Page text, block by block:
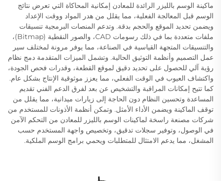
ماكينة الوسم بالليزر الرائدة للمعادن إمكانية المحاكاة التي تعرض نتائج
الوسم قبل المعالجة الفعلية، مما يقلل من هدر المواد ووقت الإعداد
ويضمن تحديد الموقع والحجم بدقة. وتدعم المنصات البرمجية تنسيقات
ملفات متعددة بما في ذلك رسومات CAD، والصور النقطية (Bitmap)،
والتنسيقات المتجهة القياسية في الصناعة، مما يوفر مرونة لمختلف سير
عمل التصميم وأنظمة التوثيق الحالية. وتشمل الميزات المتقدمة دمج نظام
رؤية آلي للحصول على تحديد دقيق لموقع القطعة، وقدرات فحص الجودة،
واكتشاف العيوب في الوقت الفعلي، مما يعزز موثوقية الإنتاج بشكل عام.
كما تتيح إمكانات المراقبة والتشخيص عن بعد لفرق الدعم الفني تقديم
المساعدة وتحسين النظام دون الحاجة إلى زيارات ميدانية، مما يقلل من
توقف الماكينة ويضمن الأداء الأمثل. وتمكن أنظمة الأذونات للمستخدم من
شركات مصنعة راسخة لماكينات الوسم بالليزر للمعادن من التحكم الآمن
في الوصول، وتوفير سجلات تدقيق، وتخصيص واجهة المستخدم حسب
المشغل، مما يدعم الامتثال للمتطلبات ويحمي برامج الوسم الملكية.